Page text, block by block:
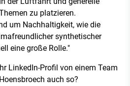
zu platzieren.
um Nachhaltigkeit, wie die
synthetischer
eine große Rolle."
LinkedIn-Profil von einem Team
auch so?